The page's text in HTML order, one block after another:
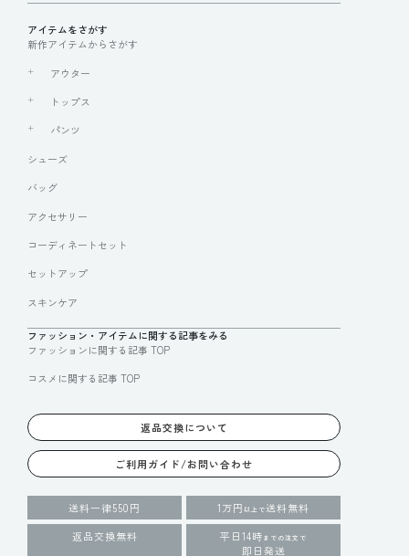
アイテムをさがす
新作アイテムからさがす
アウター
トップス
パンツ
シューズ
バッグ
アクセサリー
コーディネートセット
セットアップ
スキンケア
ファッション・アイテムに関する記事をみる
ファッションに関する記事 TOP
コスメに関する記事 TOP
返品交換について
ご利用ガイド/お問い合わせ
送料一律550円 1万円 以上で送料無料
返品交換無料
平日14時 までの注文で
即日発送